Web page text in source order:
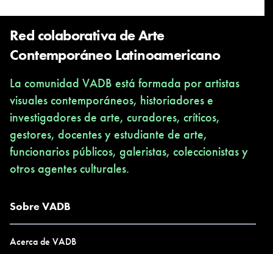
Red colaborativa de Arte
Contemporáneo Latinoamericano
La comunidad VADB está formada por artistas
visuales contemporáneos, historiadores e
investigadores de arte, curadores, críticos,
gestores, docentes y estudiante de arte,
funcionarios públicos, galeristas, coleccionistas y
otros agentes culturales.
Sobre VADB
Acerca de VADB